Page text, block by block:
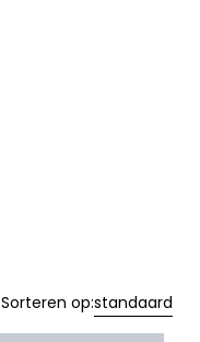
Sorteren op:standaard